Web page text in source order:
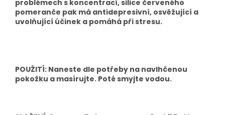
problémech s koncentrací, silice červeného
pomeranče pak má antidepresivní, osvěžující a
uvolňující účinek a pomáhá při stresu.
POUŽITÍ: Naneste dle potřeby na navlhčenou
pokožku a masírujte. Poté smyjte vodou.